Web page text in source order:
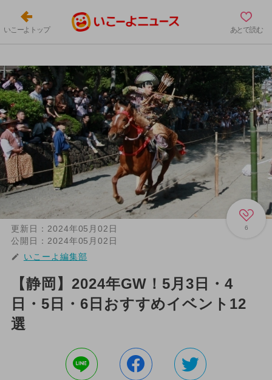
いこーよトップ あとで読む
6
更新日： 2024年05月02日
公開日： 2024年05月02日
いこーよ編集部
【静岡】2024年GW！5月3日・4
日・5日・6日おすすめイベント12
選